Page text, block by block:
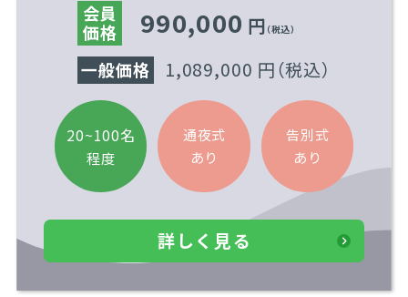
会員
価格
990,000 円 （税込）
一般価格 1,089,000 円 （税込）
20~100名
程度
通夜式
あり
告別式
あり
詳しく見る